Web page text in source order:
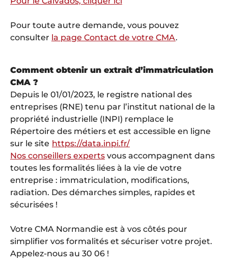
Pour toute autre demande, vous pouvez
consulter la page Contact de votre CMA.
Comment obtenir un extrait d’immatriculation
CMA ?
Depuis le 01/01/2023, le registre national des
entreprises (RNE) tenu par l’institut national de la
propriété industrielle (INPI) remplace le
Répertoire des métiers et est accessible en ligne
sur le site https://data.inpi.fr/
Nos conseillers experts vous accompagnent dans
toutes les formalités liées à la vie de votre
entreprise : immatriculation, modifications,
radiation. Des démarches simples, rapides et
sécurisées !
Votre CMA Normandie est à vos côtés pour
simplifier vos formalités et sécuriser votre projet.
Appelez-nous au 30 06 !